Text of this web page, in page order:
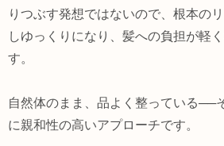
りつぶす発想ではないので、根本の
しゆっくりになり、髪への負担が軽
す。
自然体のまま、品よく整っている──
に親和性の高いアプローチです。